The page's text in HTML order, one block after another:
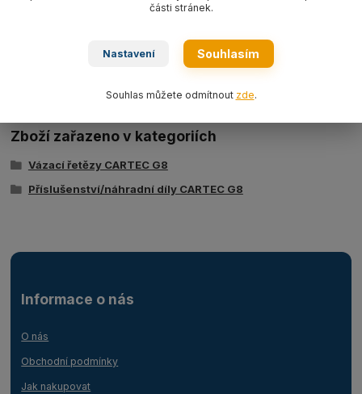
Zboží zařazeno v kategoriích
Vázací řetězy CARTEC G8
Příslušenství/náhradní díly CARTEC G8
Informace o nás
O nás
Obchodní podmínky
Jak nakupovat
části stránek.
Nastavení Souhlasím
Souhlas můžete odmítnout zde.